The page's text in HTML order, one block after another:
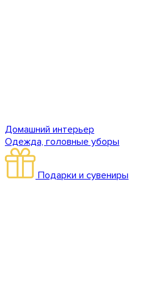
Домашний интерьер
Одежда, головные уборы
Подарки и сувениры